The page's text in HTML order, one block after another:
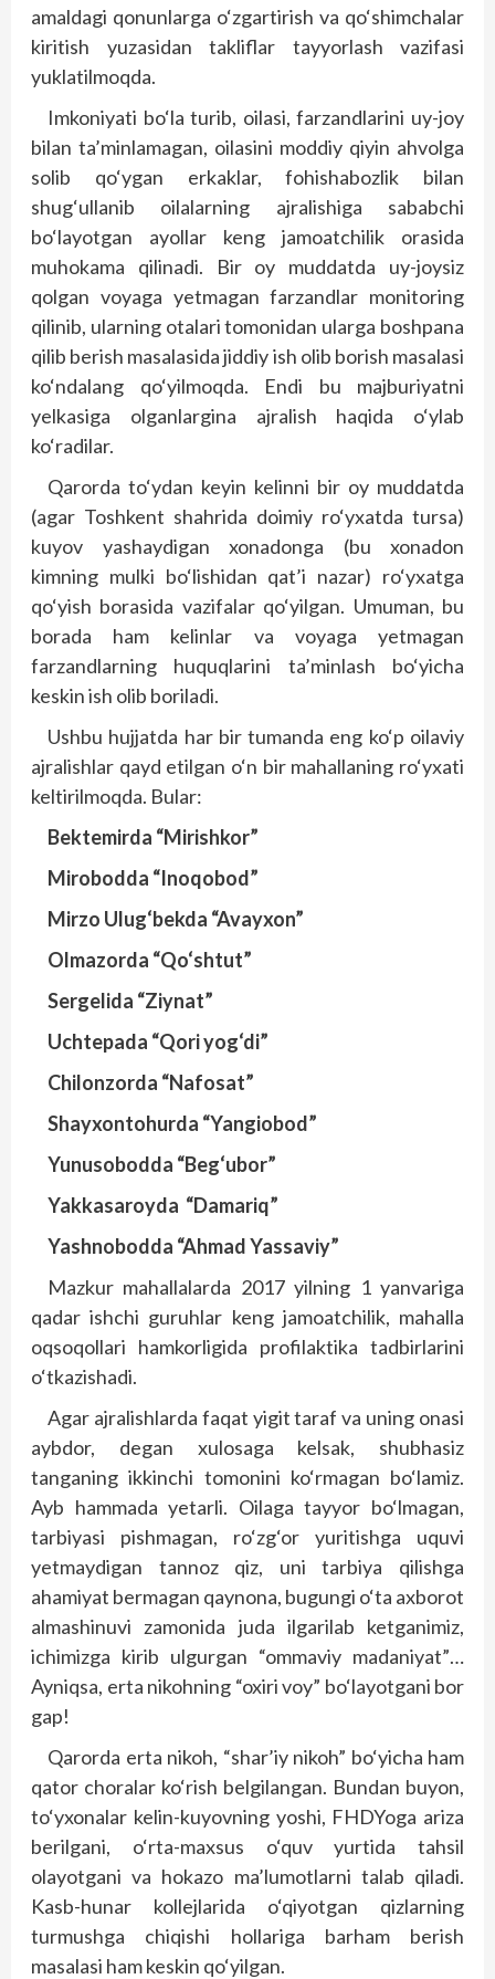
amaldagi qonunlarga o‘zgartirish va qo‘shimchalar
kiritish yuzasidan takliflar tayyorlash vazifasi
yuklatilmoqda.
Imkoniyati bo‘la turib, oilasi, farzandlarini uy-joy
bilan ta’minlamagan, oilasini moddiy qiyin ahvolga
solib qo‘ygan erkaklar, fohishabozlik bilan
shug‘ullanib oilalarning ajralishiga sababchi
bo‘layotgan ayollar keng jamoatchilik orasida
muhokama qilinadi. Bir oy muddatda uy-joysiz
qolgan voyaga yetmagan farzandlar monitoring
qilinib, ularning otalari tomonidan ularga boshpana
qilib berish masalasida jiddiy ish olib borish masalasi
ko‘ndalang qo‘yilmoqda. Endi bu majburiyatni
yelkasiga olganlargina ajralish haqida o‘ylab
ko‘radilar.
Qarorda to‘ydan keyin kelinni bir oy muddatda
(agar Toshkent shahrida doimiy ro‘yxatda tursa)
kuyov yashaydigan xonadonga (bu xonadon
kimning mulki bo‘lishidan qat’i nazar) ro‘yxatga
qo‘yish borasida vazifalar qo‘yilgan. Umuman, bu
borada ham kelinlar va voyaga yetmagan
farzandlarning huquqlarini ta’minlash bo‘yicha
keskin ish olib boriladi.
Ushbu hujjatda har bir tumanda eng ko‘p oilaviy
ajralishlar qayd etilgan o‘n bir mahallaning ro‘yxati
keltirilmoqda. Bular:
Bektemirda “Mirishkor”
Mirobodda “Inoqobod”
Mirzo Ulug‘bekda “Avayxon”
Olmazorda “Qo‘shtut”
Sergelida “Ziynat”
Uchtepada “Qori yog‘di”
Chilonzorda “Nafosat”
Shayxontohurda “Yangiobod”
Yunusobodda “Beg‘ubor”
Yakkasaroyda “Damariq”
Yashnobodda “Ahmad Yassaviy”
Mazkur mahallalarda 2017 yilning 1 yanvariga
qadar ishchi guruhlar keng jamoatchilik, mahalla
oqsoqollari hamkorligida profilaktika tadbirlarini
o‘tkazishadi.
Agar ajralishlarda faqat yigit taraf va uning onasi
aybdor, degan xulosaga kelsak, shubhasiz
tanganing ikkinchi tomonini ko‘rmagan bo‘lamiz.
Ayb hammada yetarli. Oilaga tayyor bo‘lmagan,
tarbiyasi pishmagan, ro‘zg‘or yuritishga uquvi
yetmaydigan tannoz qiz, uni tarbiya qilishga
ahamiyat bermagan qaynona, bugungi o‘ta axborot
almashinuvi zamonida juda ilgarilab ketganimiz,
ichimizga kirib ulgurgan “ommaviy madaniyat”…
Ayniqsa, erta nikohning “oxiri voy” bo‘layotgani bor
gap!
Qarorda erta nikoh, “shar’iy nikoh” bo‘yicha ham
qator choralar ko‘rish belgilangan. Bundan buyon,
to‘yxonalar kelin-kuyovning yoshi, FHDYoga ariza
berilgani, o‘rta-maxsus o‘quv yurtida tahsil
olayotgani va hokazo ma’lumotlarni talab qiladi.
Kasb-hunar kollejlarida o‘qiyotgan qizlarning
turmushga chiqishi hollariga barham berish
masalasi ham keskin qo‘yilgan.